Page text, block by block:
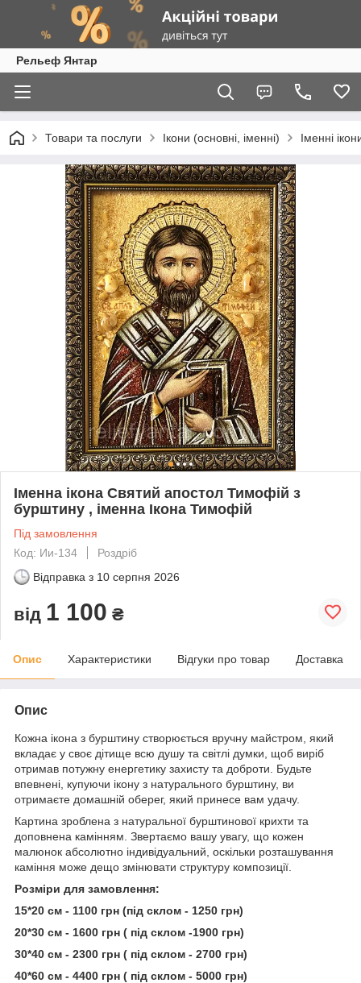
Рельеф Янтар
Товари та послуги Ікони (основні, іменні) Іменні
Іменна ікона Святий апостол Тимофій з
бурштину , іменна Ікона Тимофій
Під замовлення
Код: Ии-134
Роздріб
Відправка з 10 серпня 2026
від 1 100 ₴
Опис Характеристики Відгуки про товар Доставка
Опис
Кожна ікона з бурштину створюється вручну майстром, який
вкладає у своє дітище всю душу та світлі думки, щоб виріб
отримав потужну енергетику захисту та доброти. Будьте
впевнені, купуючи ікону з натурального бурштину, ви
отримаєте домашній оберег, який принесе вам удачу.
Картина зроблена з натуральної бурштинової крихти та
доповнена камінням. Звертаємо вашу увагу, що кожен
малюнок абсолютно індивідуальний, оскільки розташування
каміння може дещо змінювати структуру композиції.
Розміри для замовлення:
15*20 см - 1100 грн (під склом - 1250 грн)
20*30 см - 1600 грн ( під склом -1900 грн)
30*40 см - 2300 грн ( під склом - 2700 грн)
40*60 см - 4400 грн ( під склом - 5000 грн)